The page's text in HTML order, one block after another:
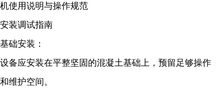
机使用说明与操作规范
安装调试指南
基础安装：
设备应安装在平整坚固的混凝土基础上，预留足够操作
和维护空间。